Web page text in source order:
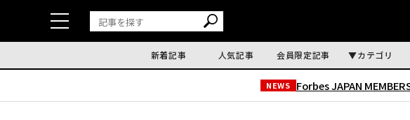
新着記事 人気記事 会員限定記事 カテゴリ
NEWS Forbes JAPAN